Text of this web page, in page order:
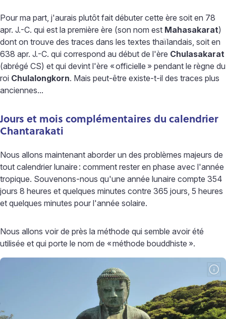
Pour ma part, j'aurais plutôt fait débuter cette ère soit en 78
apr. J.-C. qui est la première ère (son nom est Mahasakarat)
dont on trouve des traces dans les textes thaïlandais, soit en
638 apr. J.-C. qui correspond au début de l'ère Chulasakarat
(abrégé CS) et qui devint l'ère «officielle » pendant le règne du
roi Chulalongkorn. Mais peut-être existe-t-il des traces plus
anciennes...
Jours et mois complémentaires du calendrier
Chantarakati
Nous allons maintenant aborder un des problèmes majeurs de
tout calendrier lunaire : comment rester en phase avec l'année
tropique. Souvenons-nous qu'une année lunaire compte 354
jours 8 heures et quelques minutes contre 365 jours, 5 heures
et quelques minutes pour l'année solaire.
Nous allons voir de près la méthode qui semble avoir été
utilisée et qui porte le nom de «méthode bouddhiste ».